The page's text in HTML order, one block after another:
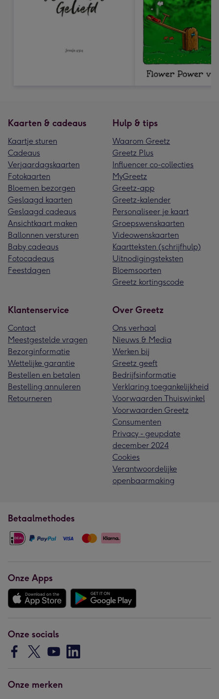
Kaarten & cadeaus
Kaartje sturen
Cadeaus
Verjaardagskaarten
Fotokaarten
Bloemen bezorgen
Geslaagd kaarten
Geslaagd cadeaus
Ansichtkaart maken
Ballonnen versturen
Baby cadeaus
Fotocadeaus
Feestdagen
Hulp & tips
Waarom Greetz
Greetz Plus
Influencer co-collecties
MyGreetz
Greetz-app
Greetz-kalender
Personaliseer je kaart
Groepswenskaarten
Videowenskaarten
Kaartteksten (schrijfhulp)
Uitnodigingsteksten
Bloemsoorten
Greetz kortingscode
Klantenservice
Contact
Meestgestelde vragen
Bezorginformatie
Wettelijke garantie
Bestellen en betalen
Bestelling annuleren
Retourneren
Over Greetz
Ons verhaal
Nieuws & Media
Werken bij
Greetz geeft
Bedrijfsinformatie
Verklaring toegankelijkheid
Voorwaarden Thuiswinkel
Voorwaarden Greetz
Consumenten
Privacy - geupdate
december 2024
Cookies
Verantwoordelijke
openbaarmaking
Betaalmethodes
Onze Apps
Onze socials
Onze merken